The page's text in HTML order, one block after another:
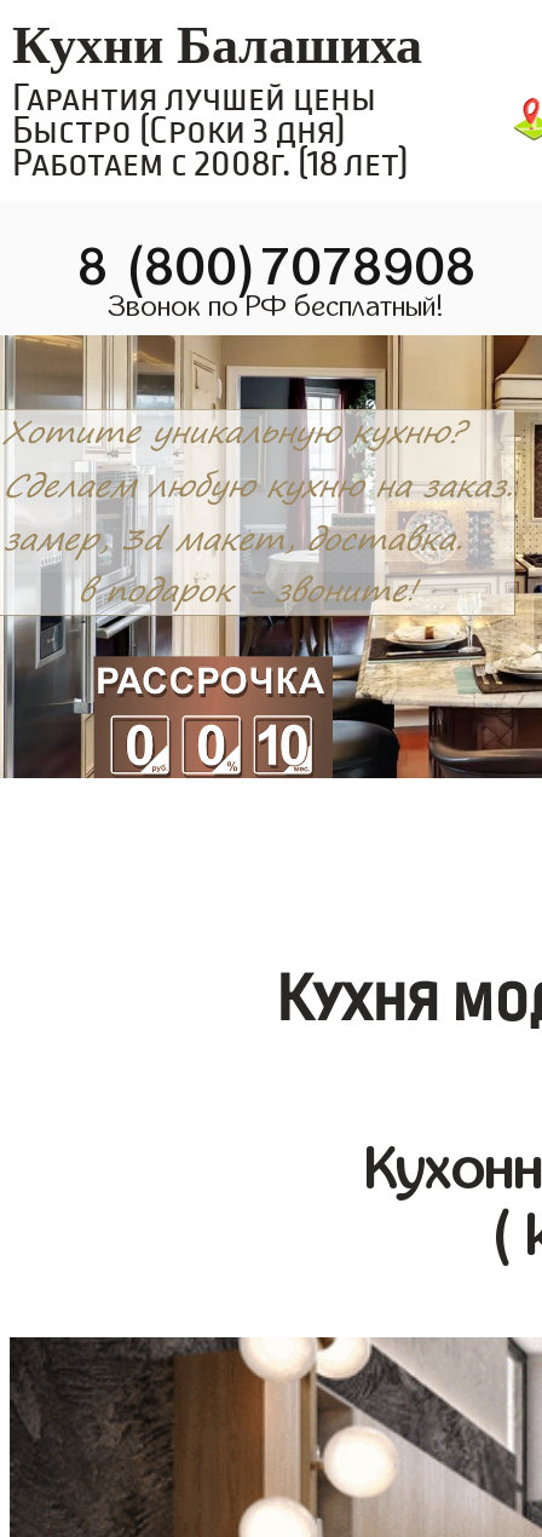
Кухни Балашиха
Гарантия лучшей цены
Быстро (Сроки 3 дня)
Работаем с 2008г. (18 лет)
8 (800)7078908
Звонок по РФ бесплатный!
Кухня
(